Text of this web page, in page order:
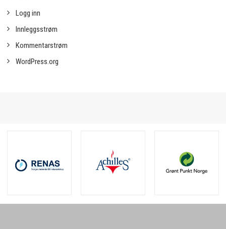
Logg inn
Innleggsstrøm
Kommentarstrøm
WordPress.org